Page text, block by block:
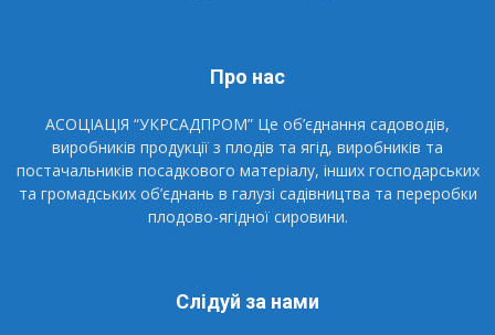
Про нас
АСОЦІАЦІЯ “УКРСАДПРОМ” Це об’єднання садоводів,
виробників продукції з плодів та ягід, виробників та
постачальників посадкового матеріалу, інших господарських
та громадських об’єднань в галузі садівництва та переробки
плодово-ягідної сировини.
Слідуй за нами